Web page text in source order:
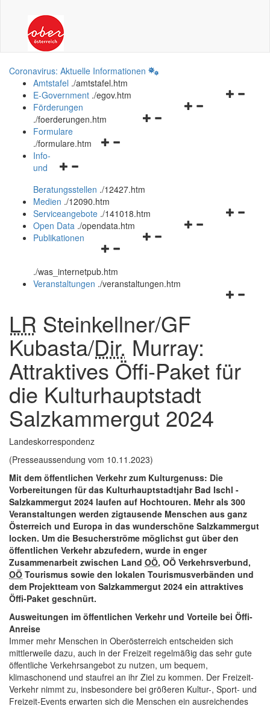
Coronavirus: Aktuelle Informationen
Amtstafel ./amtstafel.htm
Navigationsmenü
E-Government ./egov.htm
Navigationsmenü
Förderungen
./foerderungen.htm
Navigationsmenü
Formulare
./formulare.htm
Navigationsmenü
und
schließen
Info-
und
Beratungsstellen ./12427.htm
Medien ./12090.htm
Navigationsmenü
Serviceangebote ./141018.htm
Navigationsmenü
Open Data ./opendata.htm
Navigationsmenü
und
schließen
Publikationen
./was_internetpub.htm
Veranstaltungen ./veranstaltungen.htm
LR Steinkellner/GF
Kubasta/Dir. Murray:
Attraktives Öffi-Paket für
die Kulturhauptstadt
Salzkammergut 2024
Landeskorrespondenz
(Presseaussendung vom 10.11.2023)
Mit dem öffentlichen Verkehr zum Kulturgenuss: Die
Vorbereitungen für das Kulturhauptstadtjahr Bad Ischl -
Salzkammergut 2024 laufen auf Hochtouren. Mehr als 300
Veranstaltungen werden zigtausende Menschen aus ganz
Österreich und Europa in das wunderschöne Salzkammergut
locken. Um die Besucherströme möglichst gut über den
öffentlichen Verkehr abzufedern, wurde in enger
Zusammenarbeit zwischen Land OÖ, OÖ Verkehrsverbund,
OÖ Tourismus sowie den lokalen Tourismusverbänden und
dem Projektteam von Salzkammergut 2024 ein attraktives
Öffi-Paket geschnürt.
Ausweitungen im öffentlichen Verkehr und Vorteile bei Öffi-
Anreise
Immer mehr Menschen in Oberösterreich entscheiden sich
mittlerweile dazu, auch in der Freizeit regelmäßig das sehr gute
öffentliche Verkehrsangebot zu nutzen, um bequem,
klimaschonend und staufrei an ihr Ziel zu kommen. Der Freizeit-
Verkehr nimmt zu, insbesondere bei größeren Kultur-, Sport- und
Freizeit-Events erwarten sich die Menschen ein ausreichendes